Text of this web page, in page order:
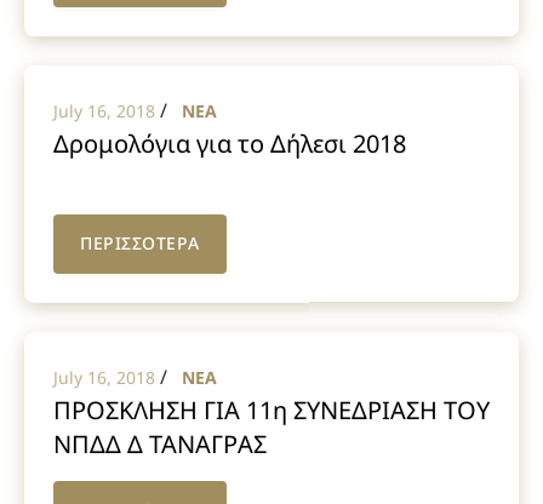
July 16, 2018 / NEA
Δρομολόγια για το Δήλεσι 2018
ΠΕΡΙΣΣΟΤΕΡΑ
July 16, 2018 / NEA
ΠΡΟΣΚΛΗΣΗ ΓΙΑ 11η ΣΥΝΕΔΡΙΑΣΗ ΤΟΥ
ΝΠΔΔ Δ ΤΑΝΑΓΡΑΣ